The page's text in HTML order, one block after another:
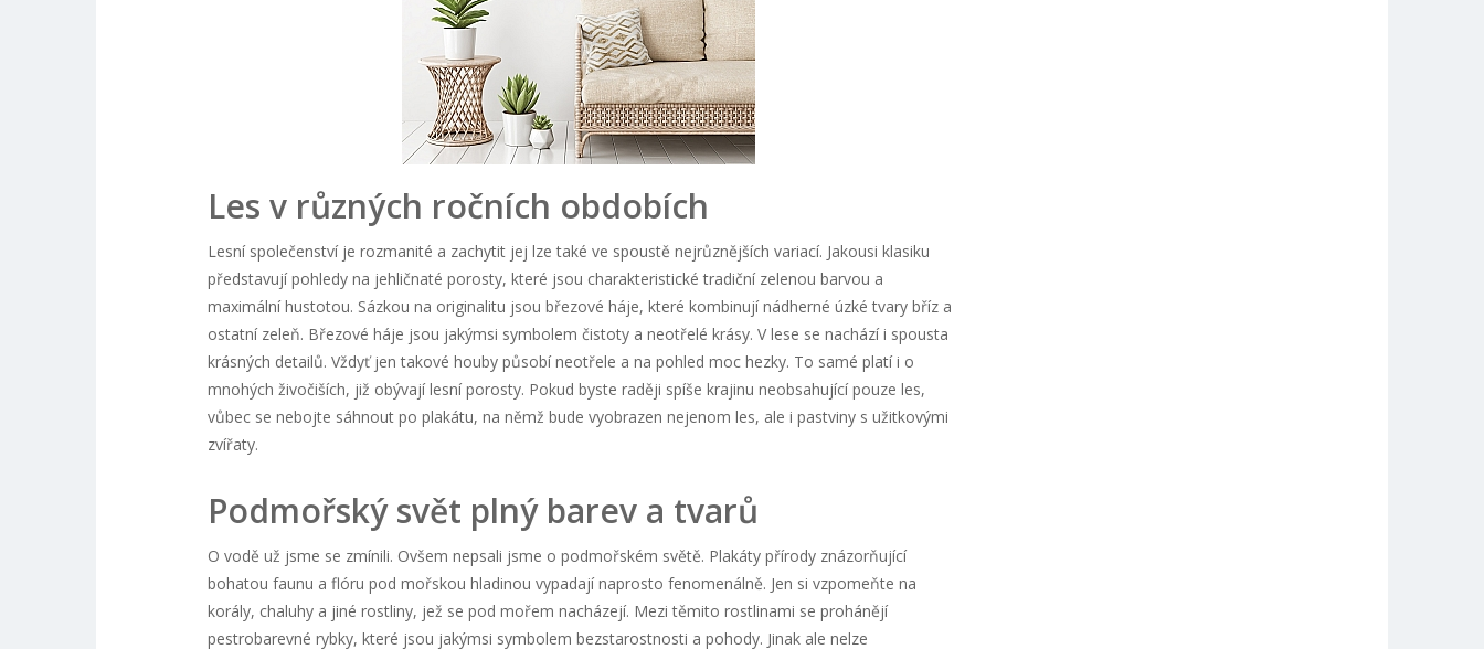
Les v různých ročních obdobích
Lesní společenství je rozmanité a zachytit jej lze také ve spoustě nejrůznějších variací. Jakousi klasiku
představují pohledy na jehličnaté porosty, které jsou charakteristické tradiční zelenou barvou a
maximální hustotou. Sázkou na originalitu jsou březové háje, které kombinují nádherné úzké tvary bříz a
ostatní zeleň. Březové háje jsou jakýmsi symbolem čistoty a neotřelé krásy. V lese se nachází i spousta
krásných detailů. Vždyť jen takové houby působí neotřele a na pohled moc hezky. To samé platí i o
mnohých živočiších, již obývají lesní porosty. Pokud byste raději spíše krajinu neobsahující pouze les,
vůbec se nebojte sáhnout po plakátu, na němž bude vyobrazen nejenom les, ale i pastviny s užitkovými
zvířaty.
Podmořský svět plný barev a tvarů
O vodě už jsme se zmínili. Ovšem nepsali jsme o podmořském světě. Plakáty přírody znázorňující
bohatou faunu a flóru pod mořskou hladinou vypadají naprosto fenomenálně. Jen si vzpomeňte na
korály, chaluhy a jiné rostliny, jež se pod mořem nacházejí. Mezi těmito rostlinami se prohánějí
pestrobarevné rybky, které jsou jakýmsi symbolem bezstarostnosti a pohody. Jinak ale nelze